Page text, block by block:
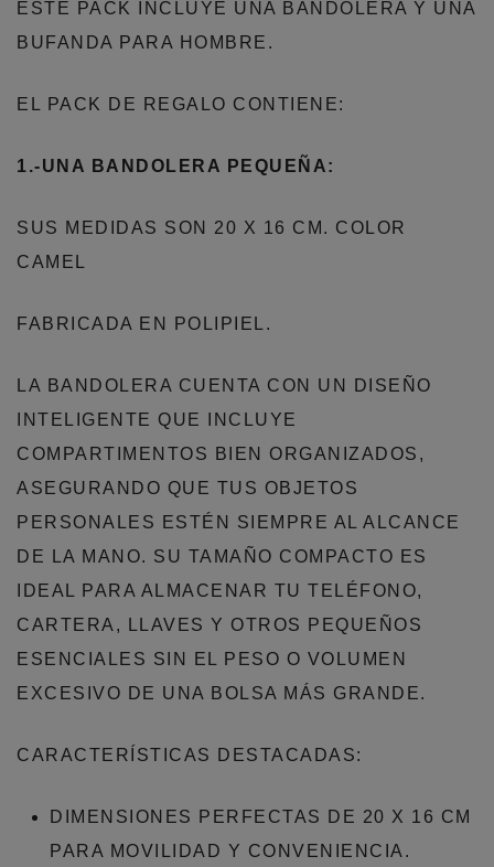
ESTE PACK INCLUYE UNA BANDOLERA Y UNA
BUFANDA PARA HOMBRE.
EL PACK DE REGALO CONTIENE:
1.-UNA BANDOLERA PEQUEÑA:
SUS MEDIDAS SON 20 X 16 CM. COLOR
CAMEL
FABRICADA EN POLIPIEL.
LA BANDOLERA CUENTA CON UN DISEÑO
INTELIGENTE QUE INCLUYE
COMPARTIMENTOS BIEN ORGANIZADOS,
ASEGURANDO QUE TUS OBJETOS
PERSONALES ESTÉN SIEMPRE AL ALCANCE
DE LA MANO. SU TAMAÑO COMPACTO ES
IDEAL PARA ALMACENAR TU TELÉFONO,
CARTERA, LLAVES Y OTROS PEQUEÑOS
ESENCIALES SIN EL PESO O VOLUMEN
EXCESIVO DE UNA BOLSA MÁS GRANDE.
CARACTERÍSTICAS DESTACADAS:
DIMENSIONES PERFECTAS DE 20 X 16 CM
PARA MOVILIDAD Y CONVENIENCIA.